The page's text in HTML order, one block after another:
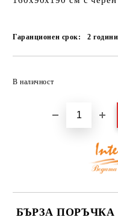
Гаранционен срок: 2години
В наличност
БЪРЗА ПОРЪЧКА